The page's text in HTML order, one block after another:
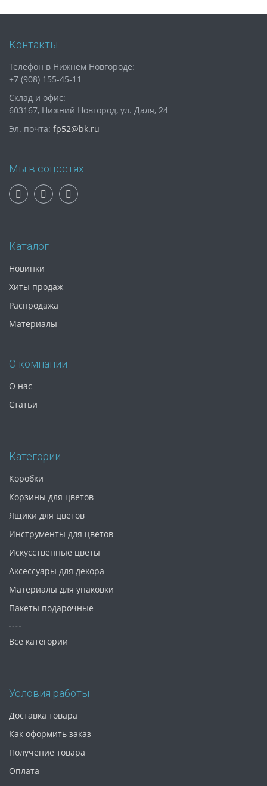
Контакты
Телефон в Нижнем Новгороде:
+7 (908) 155-45-11
Склад и офис:
603167, Нижний Новгород, ул. Даля, 24
Эл. почта: fp52@bk.ru
Мы в соцсетях
Каталог
Новинки
Хиты продаж
Распродажа
Материалы
О компании
О нас
Статьи
Категории
Коробки
Корзины для цветов
Ящики для цветов
Инструменты для цветов
Искусственные цветы
Аксессуары для декора
Материалы для упаковки
Пакеты подарочные
Все категории
Условия работы
Доставка товара
Как оформить заказ
Получение товара
Оплата